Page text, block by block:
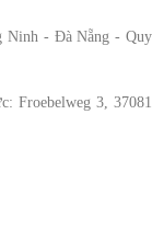
Ninh - Đà Nẵng - Quy
Froebelweg 3, 37081